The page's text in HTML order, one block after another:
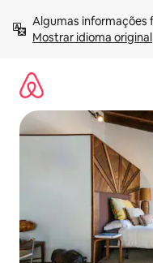
para
Mostrar idioma original